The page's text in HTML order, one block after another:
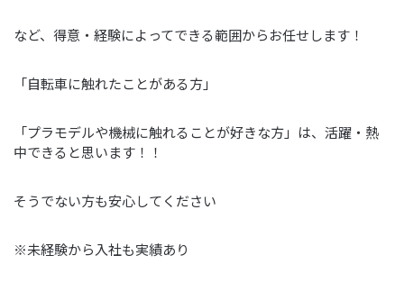
など、得意・経験によってできる範囲からお任せします！
「自転車に触れたことがある方」
「プラモデルや機械に触れることが好きな方」は、活躍・熱
中できると思います！！
そうでない方も安心してください
※未経験から入社も実績あり